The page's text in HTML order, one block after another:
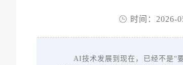
时间：2026-
AI技术发展到现在，已经不是“要